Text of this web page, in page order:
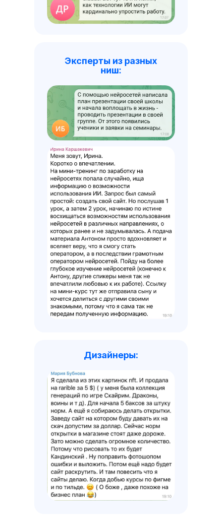
Эксперты из разных
ниш:
Дизайнеры: